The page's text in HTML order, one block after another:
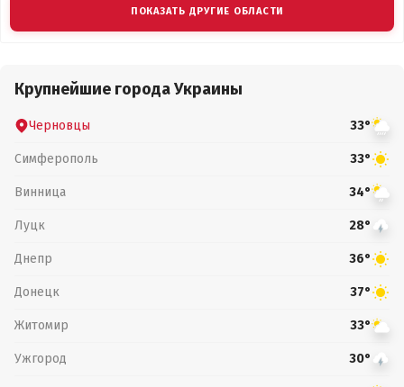
ПОКАЗАТЬ ДРУГИЕ ОБЛАСТИ
Крупнейшие города Украины
Черновцы 33°
Симферополь 33°
Винница 34°
Луцк 28°
Днепр 36°
Донецк 37°
Житомир 33°
Ужгород 30°